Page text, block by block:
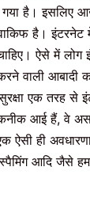
गयाहै। इसलिए
है। इंटरनेट
ऐसे में लोग
वाली आबादी
एक तरह से
आई हैं,वे
ऐसी ही
स्पैमिंग आदि जैसे